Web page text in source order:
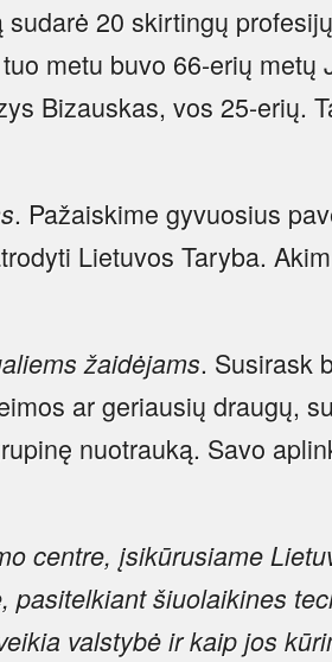
20 skirtingų
metu buvo 66-erių metų
Bizauskas, vos 25-erių.
. Pažaiskime gyvuosius
Lietuvos Taryba.
žaidėjams. Susirask
ar geriausių draugų,
nuotrauką. Savo
centre, įsikūrusiame
pasitelkiant šiuolaikines
valstybė ir kaip jos